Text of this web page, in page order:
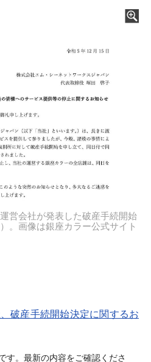
営会社が発表した破産手続開始
。画像は銀座カラー公式サイト
破産手続開始決定に関するお
す。最新の内容をご確認くださ